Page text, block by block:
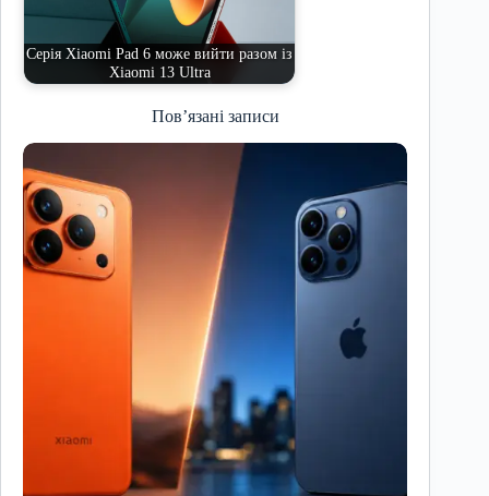
Серія Xiaomi Pad 6 може вийти разом із
Xiaomi 13 Ultra
Пов’язані записи